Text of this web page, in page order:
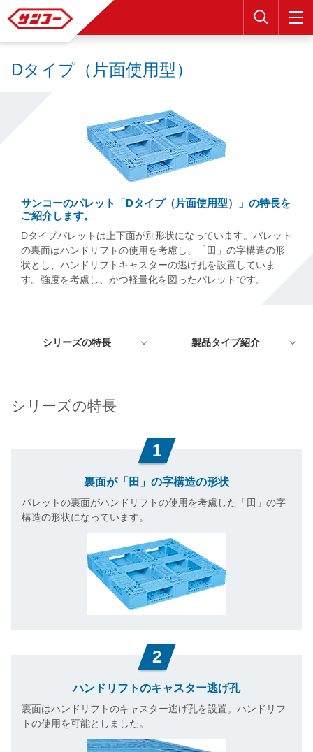
検索
Dタイプ（片面使用型）
サンコーのパレット「Dタイプ（片面使用型）」の特長を
ご紹介します。
Dタイプパレットは上下面が別形状になっています。パレット
の裏面はハンドリフトの使用を考慮し、「田」の字構造の形
状とし、ハンドリフトキャスターの逃げ孔を設置していま
す。強度を考慮し、かつ軽量化を図ったパレットです。
シリーズの特長 製品タイプ紹介
シリーズの特長
1
裏面が「田」の字構造の形状
パレットの裏面がハンドリフトの使用を考慮した「田」の字
構造の形状になっています。
2
ハンドリフトのキャスター逃げ孔
裏面はハンドリフトのキャスター逃げ孔を設置。ハンドリフ
トの使用を可能としました。